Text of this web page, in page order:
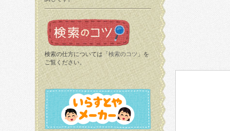
検索の仕方については「 検索のコツ 」を
ご覧ください。